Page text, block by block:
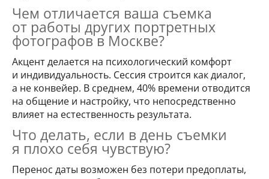
Чем отличается ваша съемка
от работы других портретных
фотографов в Москве?
Акцент делается на психологический комфорт
и индивидуальность. Сессия строится как диалог,
а не конвейер. В среднем, 40% времени отводится
на общение и настройку, что непосредственно
влияет на естественность результата.
Что делать, если в день съемки
я плохо себя чувствую?
Перенос даты возможен без потери предоплаты,